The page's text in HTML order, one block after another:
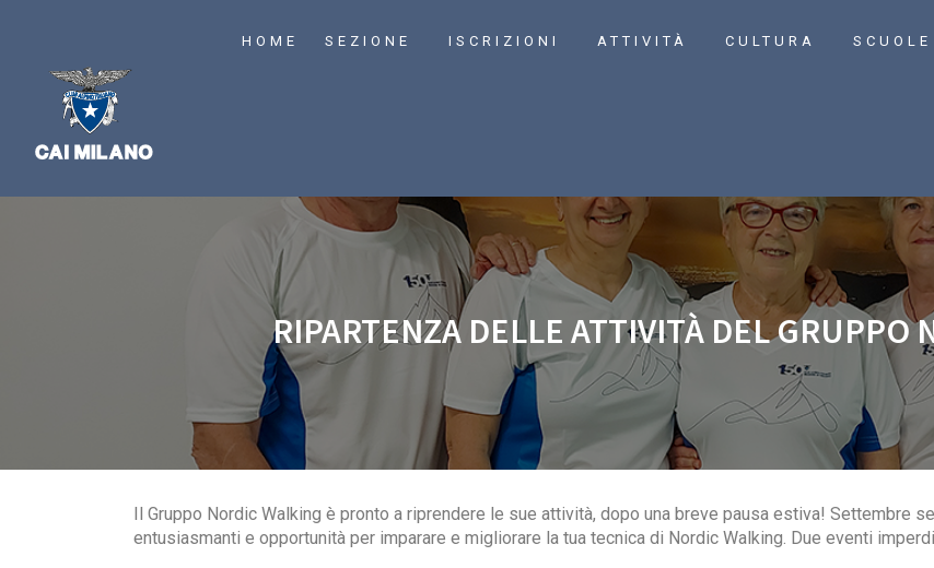
HOME SEZIONE ISCRIZIONI ATTIVITÀ CULTURA SCUOLE
RIPARTENZA DELLE ATTIVITÀ DEL GRUPPO
Il Gruppo Nordic Walking è pronto a riprendere le sue attività, dopo una breve pausa estiva! Settembre
entusiasmanti e opportunità per imparare e migliorare la tua tecnica di Nordic Walking. Due eventi